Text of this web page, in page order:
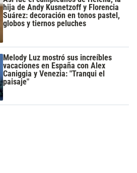
hija de Andy Kusnetzoff y Florencia
Suárez: decoración en tonos pastel,
globos y tiernos peluches
Melody Luz mostró sus increíbles
vacaciones en España con Alex
Caniggia y Venezia: "Tranqui el
paisaje"